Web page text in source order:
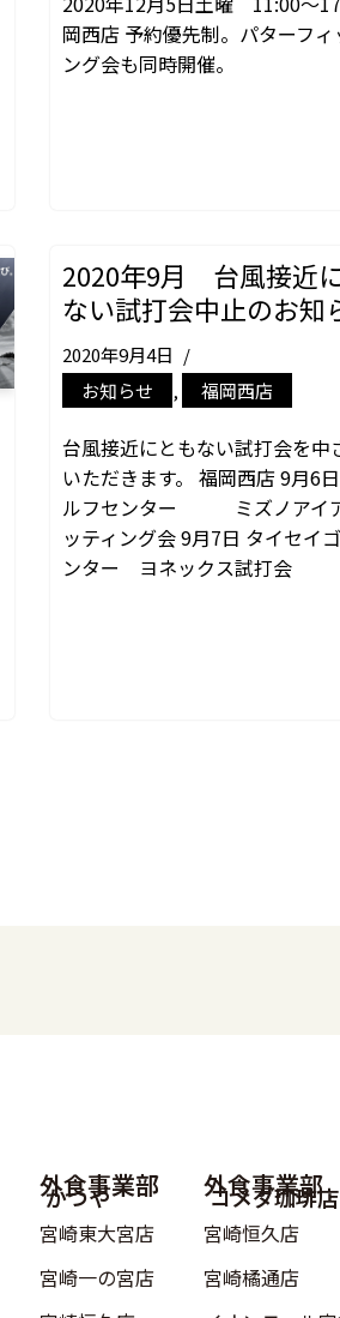
岡西店 予約優先制。パターフィ
ング会も同時開催。
2020年9月 台風接近
ない試打会中止のお知
2020年9月4日
お知らせ
, 福岡西店
台風接近にともない試打会を中
いただきます。 福岡西店 9月6
ルフセンター ミズノアイ
ッティング会 9月7日 タイセイ
ンター ヨネックス試打会
外食事業部
かつや
宮崎東大宮店
宮崎一の宮店
外食事業部
コメダ珈琲店
宮崎恒久店
宮崎橘通店